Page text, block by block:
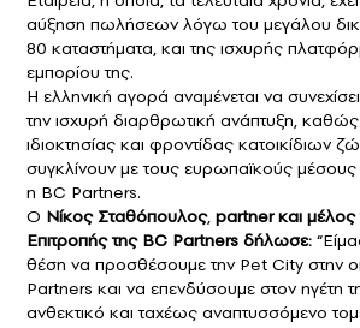
αύξηση πωλήσεων λόγω του μεγάλου
80 καταστήματα, και της ισχυρής
εμπορίου της.
Η ελληνική αγορά αναμένεται να
την ισχυρή διαρθρωτική ανάπτυξη, καθώς
ιδιοκτησίας και φροντίδας κατοικίδιων
συγκλίνουν με τους ευρωπαϊκούς
η BC Partners.
Ο Νίκος Σταθόπουλος, partner και μέλος
Επιτροπής της BC Partners δήλωσε:
θέση να προσθέσουμε την Pet City στην
Partners και να επενδύσουμε στον ηγέτη
ανθεκτικό και ταχέως αναπτυσσόμενο